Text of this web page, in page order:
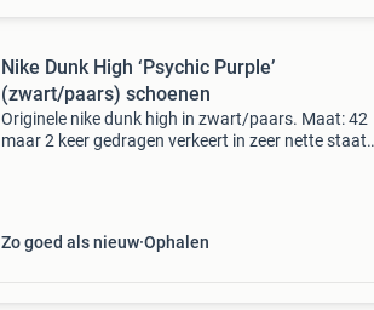
Nike Dunk High ‘Psychic Purple’
(zwart/paars) schoenen
Originele nike dunk high in zwart/paars. Maat: 42
maar 2 keer gedragen verkeert in zeer nette staat
Zo goed als nieuw Ophalen